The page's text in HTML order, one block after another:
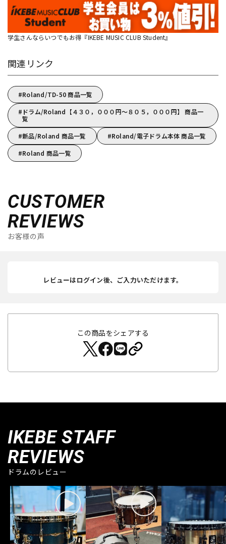
学生さんならいつでもお得『IKEBE MUSIC CLUB Student』
関連リンク
Roland/TD-50 商品一覧
ドラム/Roland【４３０，０００円～８０５，０００円】 商品一
覧
新品/Roland 商品一覧
Roland/電子ドラム本体 商品一覧
Roland 商品一覧
CUSTOMER
REVIEWS
お客様の声
レビューはログイン後、ご入力いただけます。
この商品をシェアする
IKEBE STAFF
REVIEWS
ドラムのレビュー